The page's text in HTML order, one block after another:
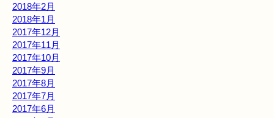
2018年2月
2018年1月
2017年12月
2017年11月
2017年10月
2017年9月
2017年8月
2017年7月
2017年6月